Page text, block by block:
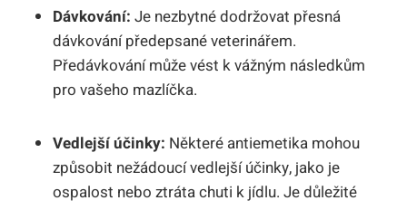
Dávkování: Je nezbytné dodržovat přesná
dávkování předepsané veterinářem.
Předávkování může vést k vážným následkům
pro vašeho mazlíčka.
Vedlejší účinky: Některé antiemetika mohou
způsobit nežádoucí vedlejší účinky, jako je
ospalost nebo ztráta chuti k jídlu. Je důležité